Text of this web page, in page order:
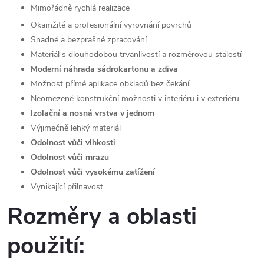
Mimořádně rychlá realizace
Okamžité a profesionální vyrovnání povrchů
Snadné a bezprašné zpracování
Materiál s dlouhodobou trvanlivostí a rozměrovou stálostí
Moderní náhrada sádrokartonu a zdiva
Možnost přímé aplikace obkladů bez čekání
Neomezené konstrukční možnosti v interiéru i v exteriéru
Izolační a nosná vrstva v jednom
Výjimečně lehký materiál
Odolnost vůči vlhkosti
Odolnost vůči mrazu
Odolnost vůči vysokému zatížení
Vynikající přilnavost
Rozměry a oblasti
použití: